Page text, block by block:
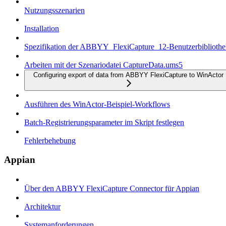
Nutzungsszenarien
Installation
Spezifikation der ABBYY_FlexiCapture_12-
Arbeiten mit der Szenariodatei CaptureData.ums5
Configuring export of data from ABBYY FlexiCapture to WinActor
Ausführen des WinActor-Beispiel-Workflows
Batch-Registrierungsparameter im Skript festlegen
Fehlerbehebung
Appian
Über den ABBYY FlexiCapture Connector für Appian
Architektur